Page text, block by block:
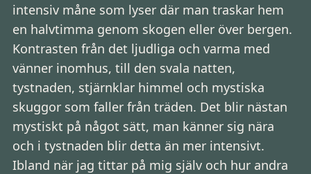
intensiv måne som lyser där man traskar hem
en halvtimma genom skogen eller över bergen.
Kontrasten från det ljudliga och varma med
vänner inomhus, till den svala natten,
tystnaden, stjärnklar himmel och mystiska
skuggor som faller från träden. Det blir nästan
mystiskt på något sätt, man känner sig nära
och i tystnaden blir detta än mer intensivt.
Ibland när jag tittar på mig själv och hur andra